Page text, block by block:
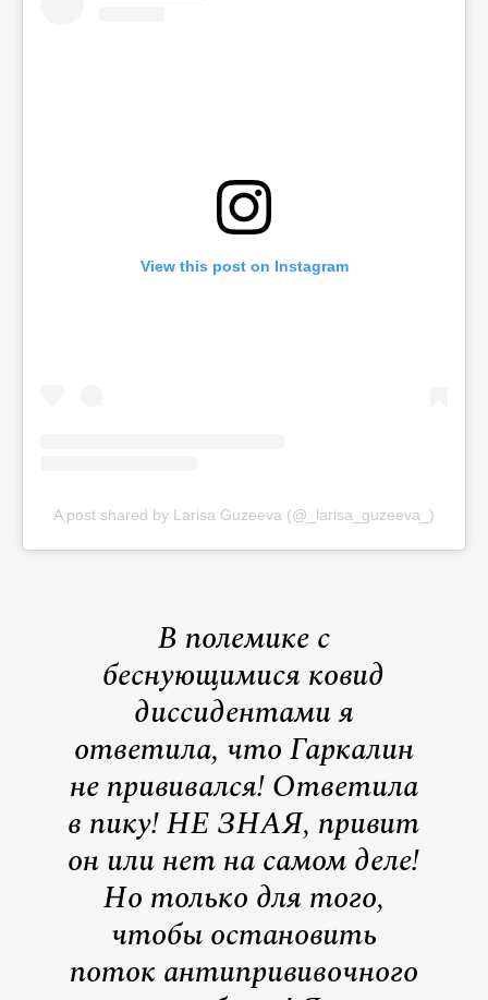
View this post on Instagram
A post shared by Larisa Guzeeva (@_larisa_guzeeva_)
В полемике с
беснующимися ковид
диссидентами я
ответила, что Гаркалин
не прививался! Ответила
в пику! НЕ ЗНАЯ, привит
он или нет на самом деле!
Но только для того,
чтобы остановить
поток антипрививочного